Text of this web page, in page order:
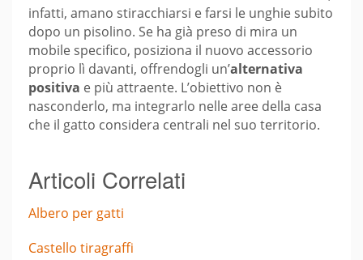
infatti, amano stiracchiarsi e farsi le unghie subito
dopo un pisolino. Se ha già preso di mira un
mobile specifico, posiziona il nuovo accessorio
proprio lì davanti, offrendogli un’alternativa
positiva e più attraente. L’obiettivo non è
nasconderlo, ma integrarlo nelle aree della casa
che il gatto considera centrali nel suo territorio.
Articoli Correlati
Albero per gatti
Castello tiragraffi